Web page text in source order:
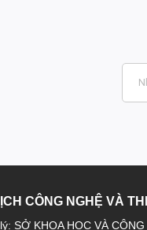
CÔNG NGHỆ VÀ
SỞ KHOA HỌC VÀ